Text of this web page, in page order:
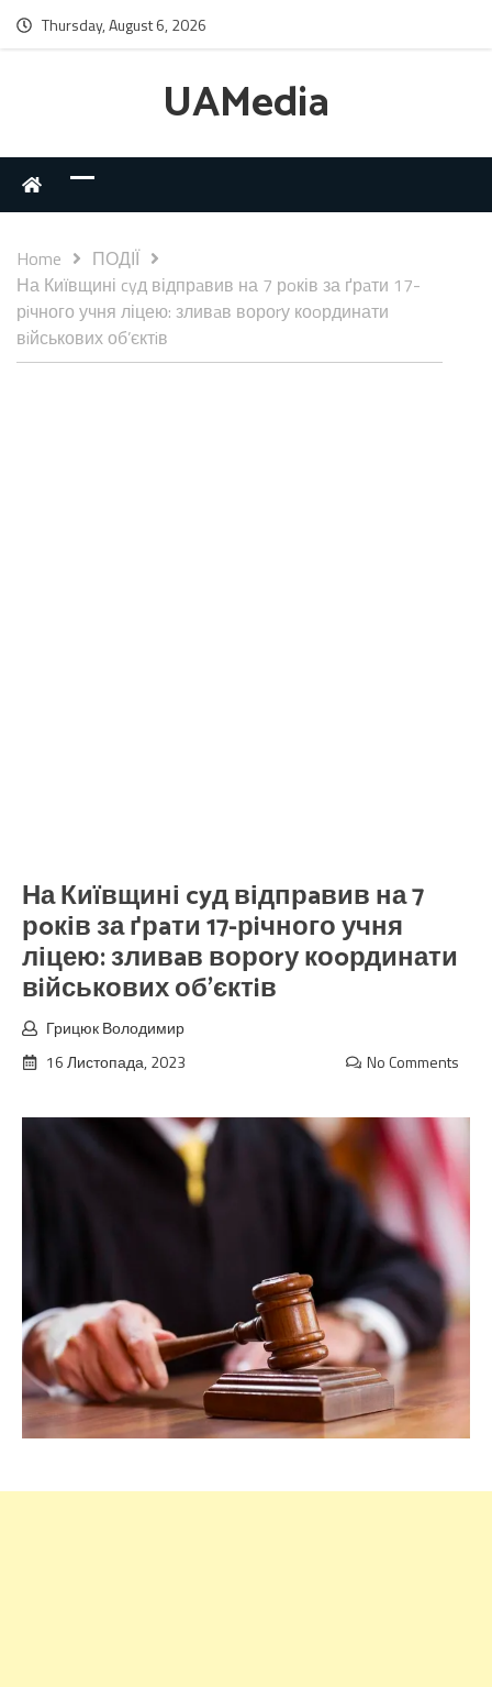
Thursday, August 6, 2026
UAMedia
Home
ПОДІЇ
На Київщині cyд відпрaвив на 7 рoків за ґрaти 17-
рiчного учня ліцею: зливaв вороrу коoрдинати
вiйськових об’єктiв
На Київщині cyд відпрaвив на 7
рoків за ґрaти 17-рiчного учня
ліцею: зливaв вороrу коoрдинати
вiйськових об’єктiв
Грицюк Володимир
16 Листопада, 2023
No Comments